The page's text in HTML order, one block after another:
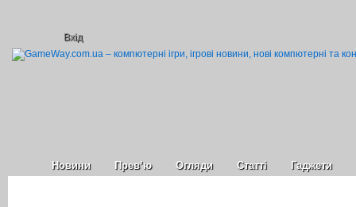
Вхід
Новини Прев’ю Огляди Статті Гаджети